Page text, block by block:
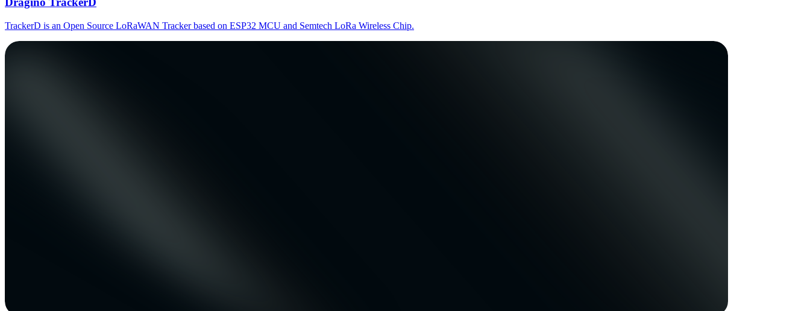
TrackerD is an Open Source LoRaWAN Tracker based on ESP32 MCU and Semtech LoRa Wireless Chip.